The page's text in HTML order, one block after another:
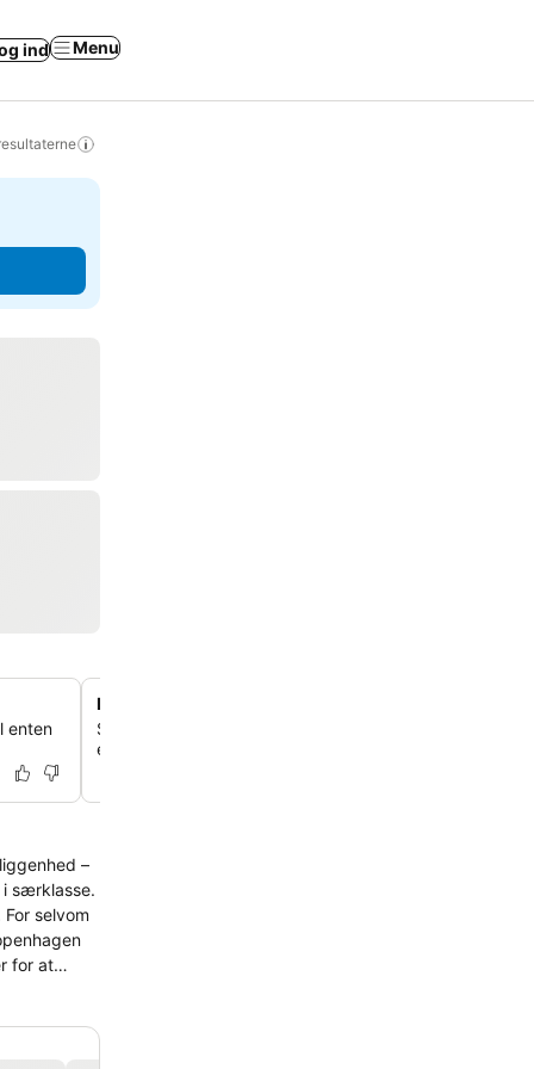
ind Menu
enten
Eksklusivt medlem af Small Luxury Hotels
Som medlem af Small Luxury Hotels of the World
eksklusivt, særpræget og personligt ophold.
–
særklasse.